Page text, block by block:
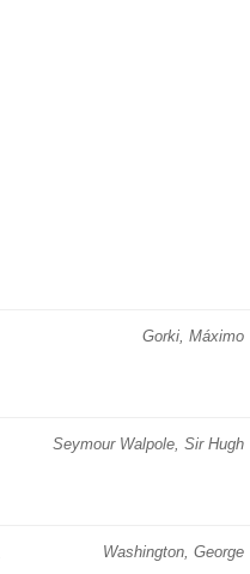
Gorki, Máximo
Seymour Walpole, Sir Hugh
Washington, George